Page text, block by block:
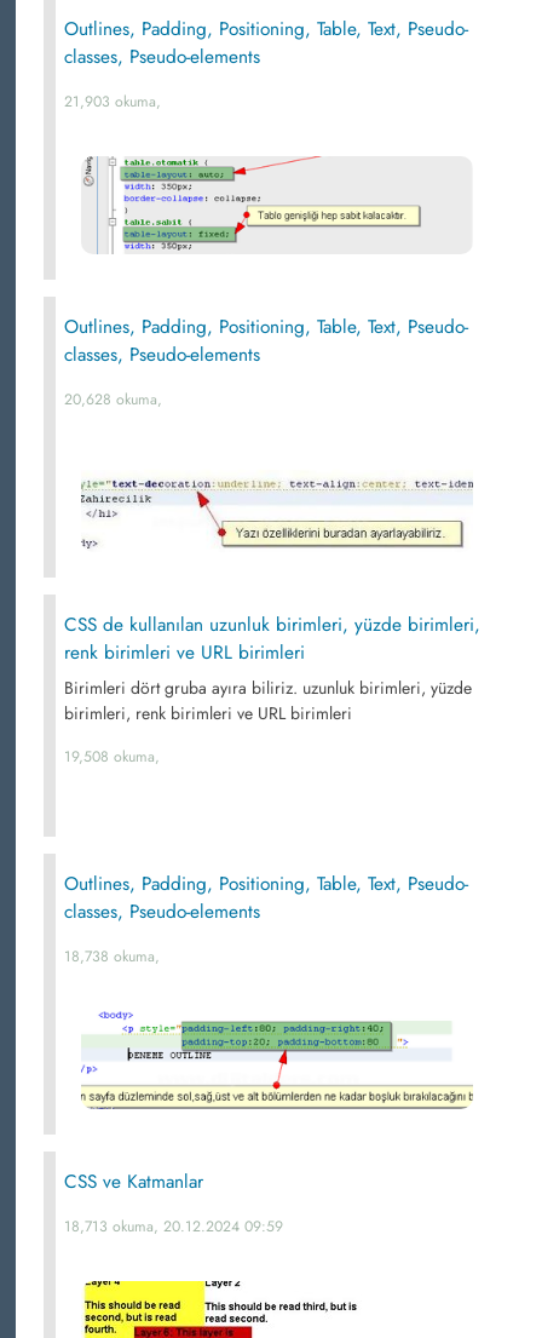
Outlines, Padding, Positioning, Table, Text, Pseudo-
classes, Pseudo-elements
21,903 okuma,
Outlines, Padding, Positioning, Table, Text, Pseudo-
classes, Pseudo-elements
20,628 okuma,
CSS de kullanılan uzunluk birimleri, yüzde birimleri,
renk birimleri ve URL birimleri
Birimleri dört gruba ayıra biliriz. uzunluk birimleri, yüzde
birimleri, renk birimleri ve URL birimleri
19,508 okuma,
Outlines, Padding, Positioning, Table, Text, Pseudo-
classes, Pseudo-elements
18,738 okuma,
CSS ve Katmanlar
18,713 okuma, 20.12.2024 09:59